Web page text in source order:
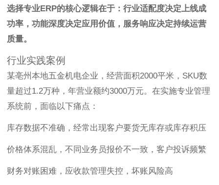
选择专业ERP的核心逻辑在于：行业适配度决定上线成
功率，功能深度决定应用价值，服务响应决定持续运营
质量。
行业实践案例
某亳州本地五金机电企业，经营面积2000平米，SKU数
量超过1.2万种，年营业额约3000万元。在实施专业管理
系统前，面临以下痛点：
库存数据不准确，经常出现客户要货无库存或库存积压
价格体系混乱，不同业务员报价不一致，客户投诉频繁
财务对账困难，应收款管理失控，坏账风险高